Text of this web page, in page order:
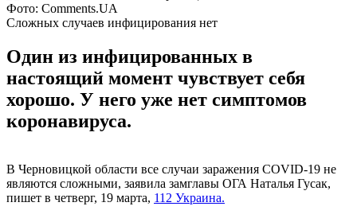
Фото: Comments.UA
Сложных случаев инфицирования нет
Один из инфицированных в
настоящий момент чувствует себя
хорошо. У него уже нет симптомов
коронавируса.
В Черновицкой области все случаи заражения COVID-19 не
являются сложными, заявила замглавы ОГА Наталья Гусак,
пишет в четверг, 19 марта, 112 Украина.